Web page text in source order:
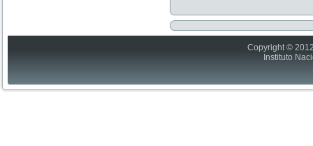
Copyright ©
Instituto